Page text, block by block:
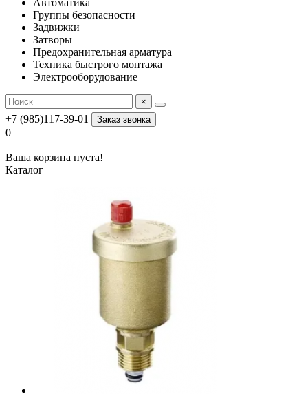
Автоматика
Группы безопасности
Задвижки
Затворы
Предохранительная арматура
Техника быстрого монтажа
Электрооборудование
×
+7 (985)117-39-01 Заказ звонка
0
Ваша корзина пуста!
Каталог